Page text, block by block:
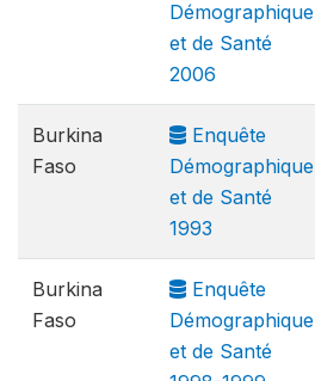
Démographique
et de Santé
2006
Burkina
Faso
Enquête
Démographique
et de Santé
1993
Burkina
Faso
Enquête
Démographique
et de Santé